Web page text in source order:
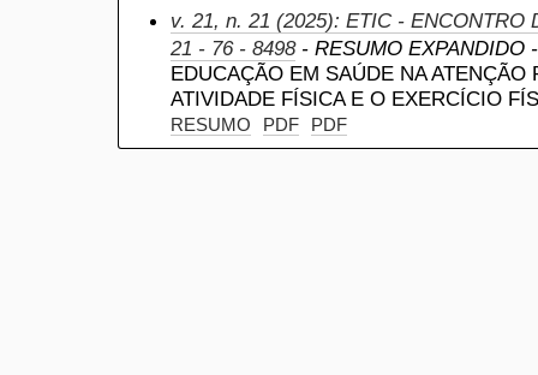
v. 21, n. 21 (2025): ETIC - ENCONTRO
21 - 76 - 8498- RESUMO EXPANDIDO
EDUCAÇÃO EM SAÚDE NA ATENÇÃO
ATIVIDADE FÍSICA E O EXERCÍCIO
RESUMO PDF PDF